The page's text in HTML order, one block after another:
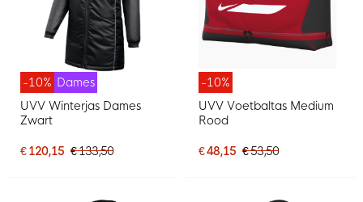
-10% Dames
UVV Winterjas Dames
Zwart
€ 120,15 € 133,50
-10%
UVV Voetbaltas Medium
Rood
€ 48,15 € 53,50